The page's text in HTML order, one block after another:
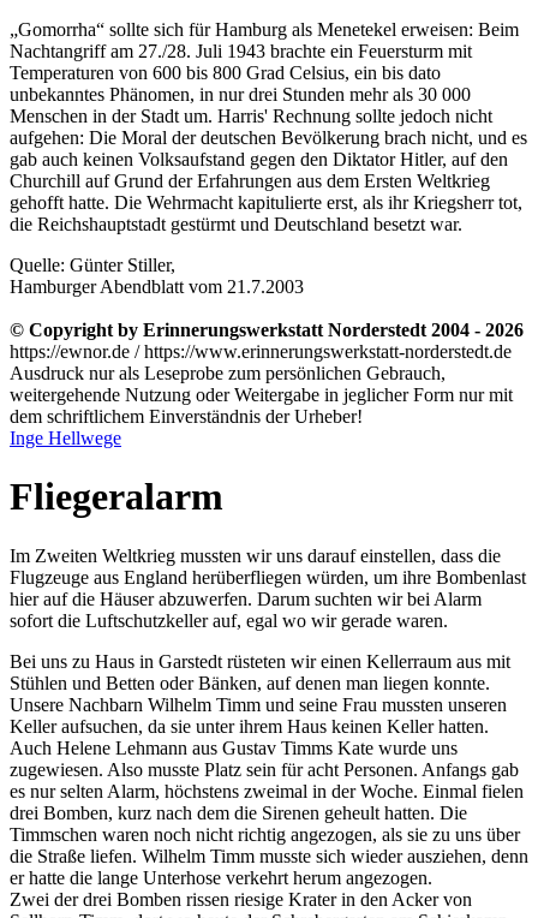
Gomorrha
sollte sich für Hamburg als Menetekel erweisen: Beim
Nachtangriff am 27./28. Juli 1943 brachte ein Feuersturm mit
Temperaturen von 600 bis 800 Grad Celsius, ein bis dato
unbekanntes Phänomen, in nur drei Stunden mehr als 30 000
Menschen in der Stadt um. Harris' Rechnung sollte jedoch nicht
aufgehen: Die Moral der deutschen Bevölkerung brach nicht, und es
gab auch keinen Volksaufstand gegen den Diktator Hitler, auf den
Churchill auf Grund der Erfahrungen aus dem Ersten Weltkrieg
gehofft hatte. Die Wehrmacht kapitulierte erst, als ihr Kriegsherr tot,
die Reichshauptstadt gestürmt und Deutschland besetzt war.
Quelle: Günter Stiller,
Hamburger Abendblatt vom 21.7.2003
© Copyright by Erinnerungswerkstatt Norderstedt 2004 - 2026
https://ewnor.de / https://www.erinnerungswerkstatt-norderstedt.de
Ausdruck nur als Leseprobe zum persönlichen Gebrauch,
weitergehende Nutzung oder Weitergabe in jeglicher Form nur mit
dem schriftlichem Einverständnis der Urheber!
Inge Hellwege
Fliegeralarm
Im Zweiten Weltkrieg mussten wir uns darauf einstellen, dass die
Flugzeuge aus England herüberfliegen würden, um ihre Bombenlast
hier auf die Häuser abzuwerfen. Darum suchten wir bei Alarm
sofort die Luftschutzkeller auf, egal wo wir gerade waren.
Bei uns zu Haus in Garstedt rüsteten wir einen Kellerraum aus mit
Stühlen und Betten oder Bänken, auf denen man liegen konnte.
Unsere Nachbarn Wilhelm Timm und seine Frau mussten unseren
Keller aufsuchen, da sie unter ihrem Haus keinen Keller hatten.
Auch Helene Lehmann aus Gustav Timms Kate wurde uns
zugewiesen. Also musste Platz sein für acht Personen. Anfangs gab
es nur selten Alarm, höchstens zweimal in der Woche. Einmal fielen
drei Bomben, kurz nach dem die Sirenen geheult hatten. Die
Timmschen waren noch nicht richtig angezogen, als sie zu uns über
die Straße liefen. Wilhelm Timm musste sich wieder ausziehen, denn
er hatte die lange Unterhose verkehrt herum angezogen.
Zwei der drei Bomben rissen riesige Krater in den Acker von